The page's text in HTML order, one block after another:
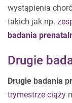
wystąpienia
takich jak np.
badania
Drugie
Drugie badania
trymestrze ciąży